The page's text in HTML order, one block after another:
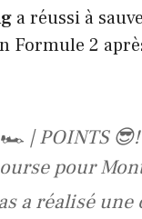
a réussi à
Formule 2
| POINTS
pour
a réalisé une